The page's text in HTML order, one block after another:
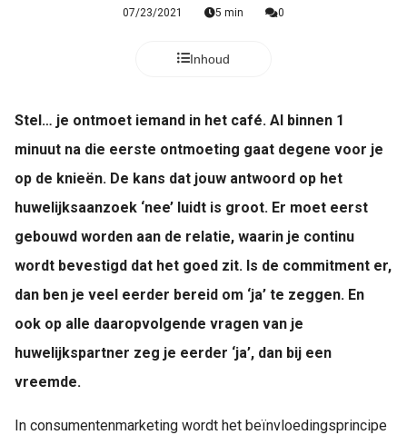
07/23/2021 5 min 0
Inhoud
Stel… je ontmoet iemand in het café. Al binnen 1
minuut na die eerste ontmoeting gaat degene voor je
op de knieën. De kans dat jouw antwoord op het
huwelijksaanzoek ‘nee’ luidt is groot. Er moet eerst
gebouwd worden aan de relatie, waarin je continu
wordt bevestigd dat het goed zit. Is de commitment er,
dan ben je veel eerder bereid om ‘ja’ te zeggen. En
ook op alle daaropvolgende vragen van je
huwelijkspartner zeg je eerder ‘ja’, dan bij een
vreemde.
In consumentenmarketing wordt het beïnvloedingsprincipe